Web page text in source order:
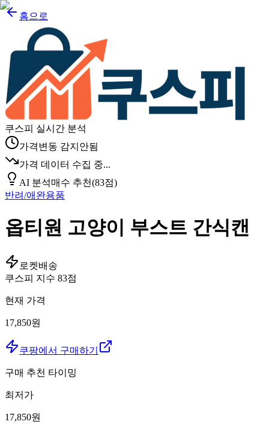
홈으로
쿠스피 실시간 분석
가격변동 감지안됨
가격 데이터 수집 중...
AI 분석매수 추천(83점)
반려/애완용품
옵티원 고양이 부스트 간식캔
로켓배송
쿠스피 지수 83점
현재 가격
17,850원
쿠팡에서 구매하기
구매 추천 타이밍
최저가
17,850원